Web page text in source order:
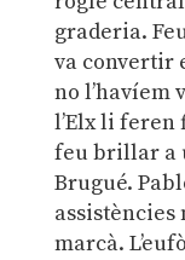
graderia.
va convertir
no l’havíem
l’Elx li feren
feu brillar a
Brugué.
assistències
marcà.